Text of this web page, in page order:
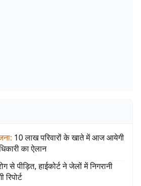
: 10 लाख परिवारों के खाते में आज आयेगी
का ऐलान
से पीड़ित, हाईकोर्ट ने जेलों में निगरानी